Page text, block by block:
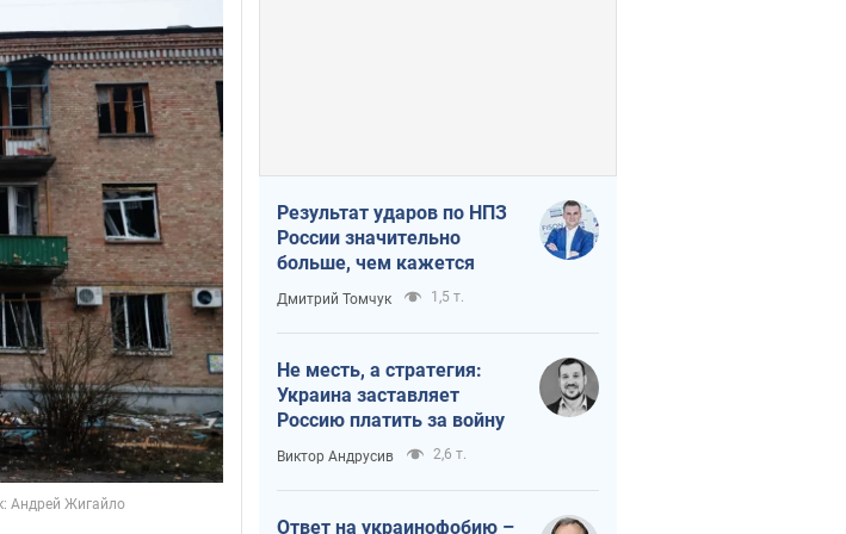
Результат ударов по НПЗ
России значительно
больше, чем кажется
Дмитрий Томчук 1,5 т.
Не месть, а стратегия:
Украина заставляет
Россию платить за войну
Виктор Андрусив 2,6 т.
Ответ на украинофобию –